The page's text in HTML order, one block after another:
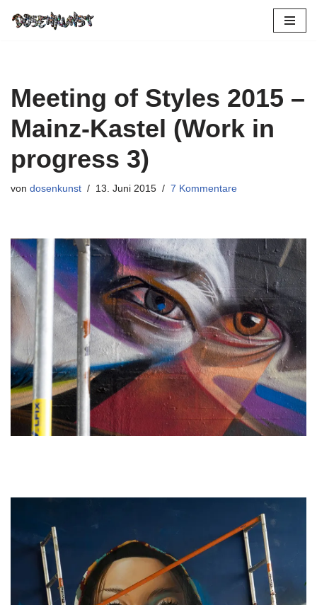
Meeting of Styles 2015 –
Mainz-Kastel (Work in
progress 3)
von dosenkunst 13. Juni 2015 7 Kommentare